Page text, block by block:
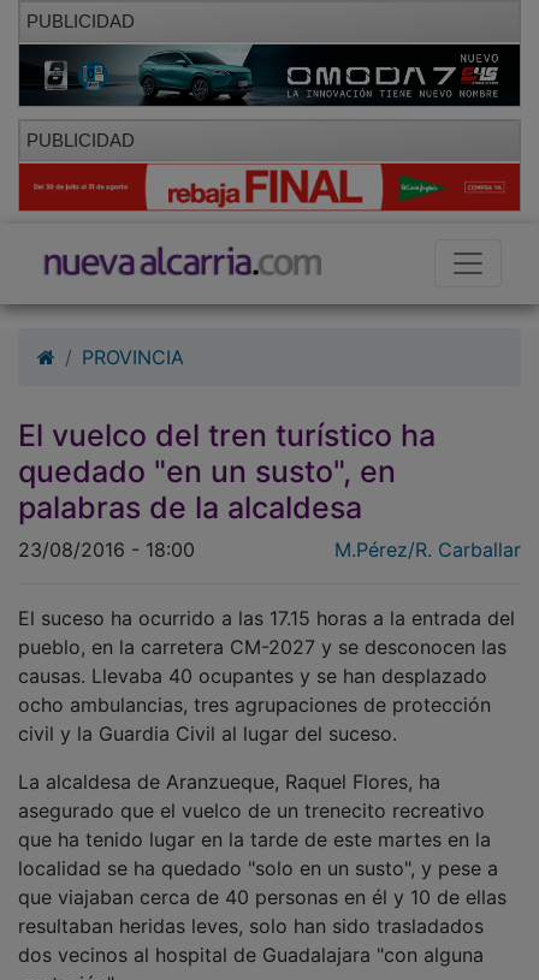
PUBLICIDAD
PUBLICIDAD
El vuelco del tren turístico ha
quedado "en un susto", en
palabras de la alcaldesa
23/08/2016 - 18:00
pueblo, en la carretera CM-2027 y se desconocen las
causas. Llevaba 40 ocupantes y se han desplazado
ocho ambulancias, tres agrupaciones de protección
civil y la Guardia Civil al lugar del suceso.
asegurado que el vuelco de un trenecito recreativo
que ha tenido lugar en la tarde de este martes en la
localidad se ha quedado "solo en un susto", y pese a
que viajaban cerca de 40 personas en él y 10 de ellas
resultaban heridas leves, solo han sido trasladados
dos vecinos al hospital de Guadalajara "con alguna
contusión".